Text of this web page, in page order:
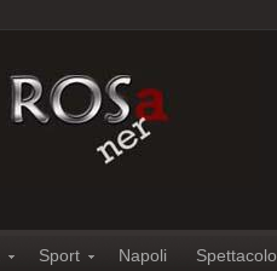
Sport Napoli Spettacolo